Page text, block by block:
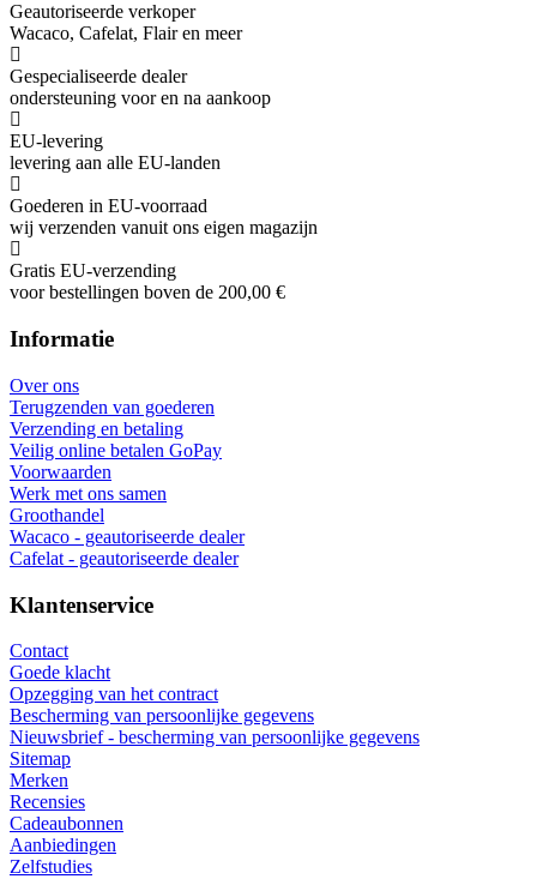
Geautoriseerde verkoper
Wacaco, Cafelat, Flair en meer
Gespecialiseerde dealer
ondersteuning voor en na aankoop
EU-levering
levering aan alle EU-landen
Goederen in EU-voorraad
wij verzenden vanuit ons eigen magazijn
Gratis EU-verzending
voor bestellingen boven de 200,00 €
Informatie
Over ons
Terugzenden van goederen
Verzending en betaling
Veilig online betalen GoPay
Voorwaarden
Werk met ons samen
Groothandel
Wacaco - geautoriseerde dealer
Cafelat - geautoriseerde dealer
Klantenservice
Contact
Goede klacht
Opzegging van het contract
Bescherming van persoonlijke gegevens
Nieuwsbrief - bescherming van persoonlijke gegevens
Sitemap
Merken
Recensies
Cadeaubonnen
Aanbiedingen
Zelfstudies